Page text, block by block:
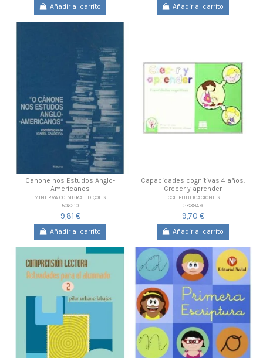
Añadir al carrito Añadir al carrito
Canone nos Estudos Anglo-
Americanos
MINERVA COIMBRA EDIÇOES
506210
9,81 €
Añadir al carrito
Capacidades cognitivas 4 años.
Crecer y aprender
ICCE PUBLICACIONES
283949
9,70 €
Añadir al carrito